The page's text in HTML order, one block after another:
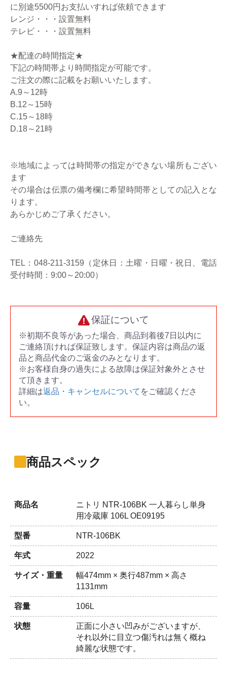
に別途5500円お支払いすれば依頼できます
レンジ・・・設置無料
テレビ・・・設置無料
★配達の時間指定★
下記の時間帯より時間指定が可能です。
ご注文の際に記載をお願いいたします。
A.9～12時
B.12～15時
C.15～18時
D.18～21時
※地域によっては時間帯の指定ができない場所もござい
ます
その場合は伝票の備考欄に希望時間帯としての記入とな
ります。
あらかじめご了承ください。
ご連絡先
TEL：048-211-3159（定休日：土曜・日曜・祝日、電話
受付時間：9:00～20:00）
保証について
※初期不良等があった場合、商品到着後7日以内に
ご連絡頂ければ保証致します。保証内容は商品の返
品と商品代金のご返金のみとなります。
※お客様自身の過失による故障は保証対象外とさせ
て頂きます。
詳細は返品・キャンセルについて をご確認くださ
い。
商品スペック
商品名
ニトリ NTR-106BK 一人暮らし単身
用冷蔵庫 106L OE09195
型番 NTR-106BK
年式 2022
サイズ・重量
幅474mm × 奥行487mm × 高さ
1131mm
容量 106L
状態
正面に小さい凹みがございますが、
それ以外に目立つ傷汚れは無く概ね
綺麗な状態です。